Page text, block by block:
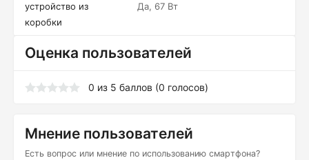
устройство из
коробки
Да, 67 Вт
Оценка пользователей
0 из 5 баллов (0 голосов)
Мнение пользователей
Есть вопрос или мнение по использованию смартфона?